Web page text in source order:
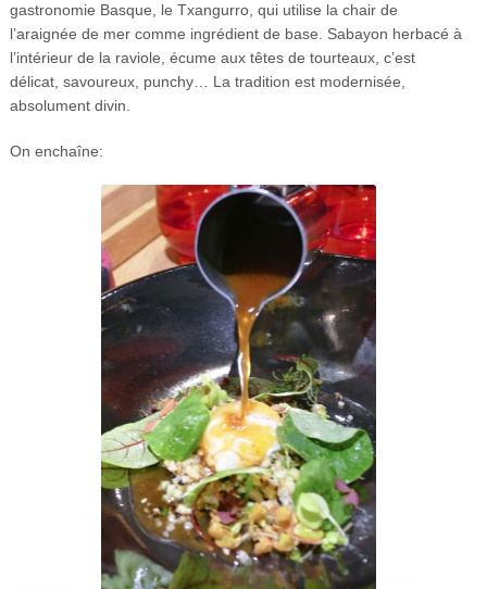
gastronomie Basque, le Txangurro, qui utilise la chair de
l’araignée de mer comme ingrédient de base. Sabayon herbacé à
l’intérieur de la raviole, écume aux têtes de tourteaux, c’est
délicat, savoureux, punchy… La tradition est modernisée,
absolument divin.
On enchaîne: